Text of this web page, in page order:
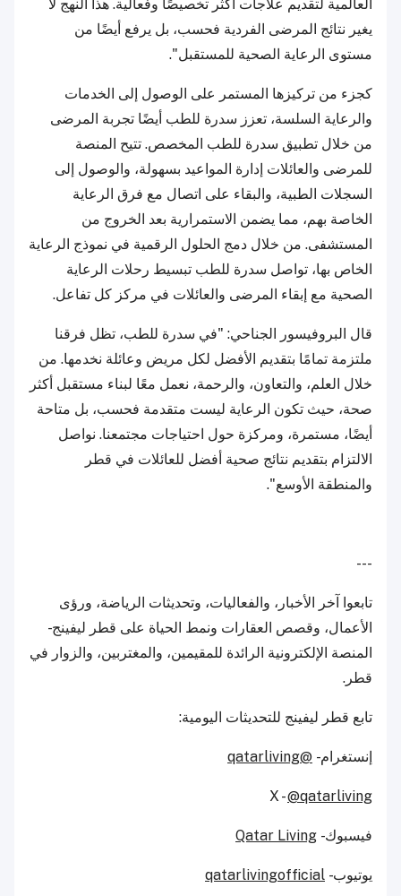
العالمية لتقديم علاجات أكثر تخصيصًا وفعالية. هذا النهج لا
يغير نتائج المرضى الفردية فحسب، بل يرفع أيضًا من
مستوى الرعاية الصحية للمستقبل".
كجزء من تركيزها المستمر على الوصول إلى الخدمات
والرعاية السلسة، تعزز سدرة للطب أيضًا تجربة المرضى
من خلال تطبيق سدرة للطب المخصص. تتيح المنصة
للمرضى والعائلات إدارة المواعيد بسهولة، والوصول إلى
السجلات الطبية، والبقاء على اتصال مع فرق الرعاية
الخاصة بهم، مما يضمن الاستمرارية بعد الخروج من
المستشفى. من خلال دمج الحلول الرقمية في نموذج الرعاية
الخاص بها، تواصل سدرة للطب تبسيط رحلات الرعاية
الصحية مع إبقاء المرضى والعائلات في مركز كل تفاعل.
قال البروفيسور الجناحي: "في سدرة للطب، تظل فرقنا
ملتزمة تمامًا بتقديم الأفضل لكل مريض وعائلة نخدمها. من
خلال العلم، والتعاون، والرحمة، نعمل معًا لبناء مستقبل أكثر
صحة، حيث تكون الرعاية ليست متقدمة فحسب، بل متاحة
أيضًا، مستمرة، ومركزة حول احتياجات مجتمعنا. نواصل
الالتزام بتقديم نتائج صحية أفضل للعائلات في قطر
والمنطقة الأوسع".
---
تابعوا آخر الأخبار، والفعاليات، وتحديثات الرياضة، ورؤى
الأعمال، وقصص العقارات ونمط الحياة على قطر ليفينج -
المنصة الإلكترونية الرائدة للمقيمين، والمغتربين، والزوار في
قطر.
تابع قطر ليفينج للتحديثات اليومية:
إنستغرام - @qatarliving
X -@qatarliving
فيسبوك - Qatar Living
يوتيوب - qatarlivingofficial